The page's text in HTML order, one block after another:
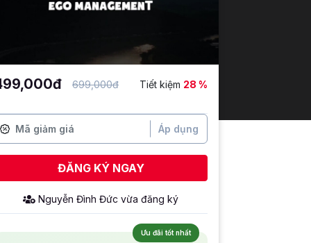
699,000đ Tiết kiệm 28 %
Áp dụng
ĐĂNG KÝ NGAY
Ưu đãi tốt nhất